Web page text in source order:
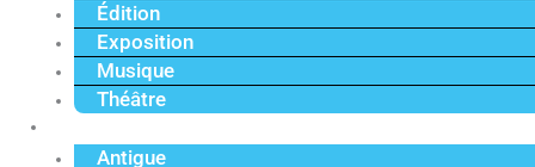
Édition
Exposition
Musique
Théâtre
Antigue